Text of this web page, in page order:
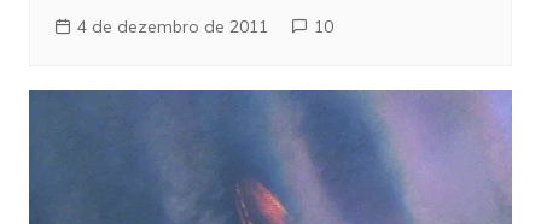
4 de dezembro de 2011 10